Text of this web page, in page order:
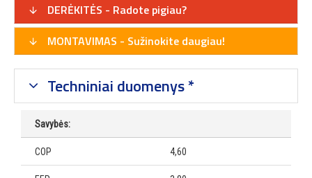
DERĖKITĖS - Radote pigiau?
MONTAVIMAS - Sužinokite daugiau!
Techniniai duomenys *
Savybės:
COP 4,60